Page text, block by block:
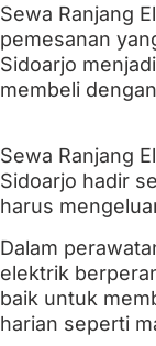
Sewa Ranjang
pemesanan
Sidoarjo
membeli
Sewa Ranjang
Sidoarjo hadir
harus
Dalam
elektrik
baik untuk
harian seperti